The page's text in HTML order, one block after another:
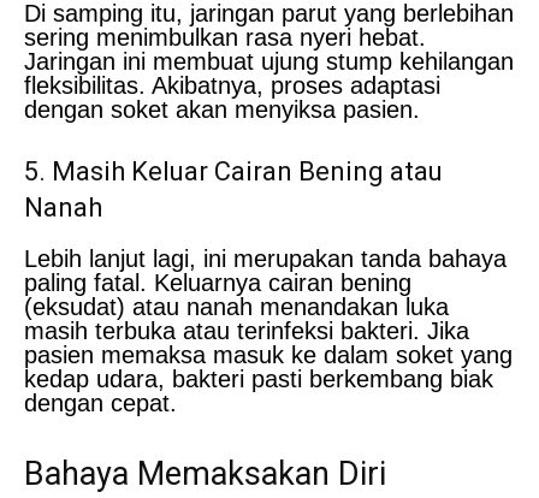
Di samping itu, jaringan parut yang berlebihan
sering menimbulkan rasa nyeri hebat.
Jaringan ini membuat ujung stump kehilangan
fleksibilitas. Akibatnya, proses adaptasi
dengan soket akan menyiksa pasien.
5. Masih Keluar Cairan Bening atau
Nanah
Lebih lanjut lagi, ini merupakan tanda bahaya
paling fatal. Keluarnya cairan bening
(eksudat) atau nanah menandakan luka
masih terbuka atau terinfeksi bakteri. Jika
pasien memaksa masuk ke dalam soket yang
kedap udara, bakteri pasti berkembang biak
dengan cepat.
Bahaya Memaksakan Diri